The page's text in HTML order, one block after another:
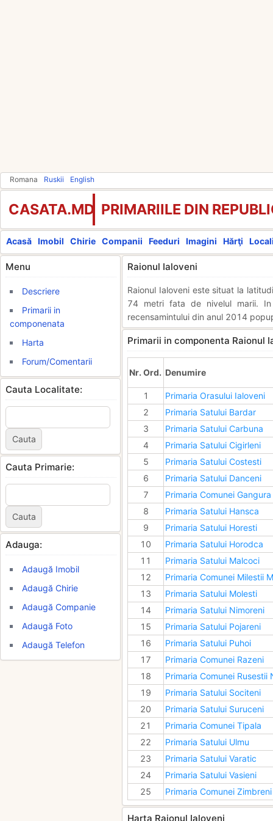
Romana Ruskii English
CASATA.MD PRIMARIILE DIN
Acasă Imobil Chirie Companii Feeduri Imagini Hărţi
Menu
Descriere
Primarii in
componenata
Harta
Forum/Comentarii
Cauta Localitate:
Cauta Primarie:
Adauga:
Adaugă Imobil
Adaugă Chirie
Adaugă Companie
Adaugă Foto
Adaugă Telefon
Raionul Ialoveni
Raionul Ialoveni este situat la
74 metri fata de nivelul marii. In
recensamintului din anul 2014
Primarii in componenta Raionul
Nr. Ord. Denumire
1
Primaria Orasului Ialoveni
2
Primaria Satului Bardar
3
Primaria Satului Carbuna
4
Primaria Satului Cigirleni
5
Primaria Satului Costesti
6
Primaria Satului Danceni
7
Primaria Comunei Gangura
8
Primaria Satului Hansca
9
Primaria Satului Horesti
10
Primaria Satului Horodca
11
Primaria Satului Malcoci
12
Primaria Comunei Milestii
13
Primaria Satului Molesti
14
Primaria Satului Nimoreni
15
Primaria Satului Pojareni
16
Primaria Satului Puhoi
17
Primaria Comunei Razeni
18
Primaria Comunei Rusestii
19
Primaria Satului Sociteni
20
Primaria Satului Suruceni
21
Primaria Comunei Tipala
22
Primaria Satului Ulmu
23
Primaria Satului Varatic
24
Primaria Satului Vasieni
25
Primaria Comunei Zimbreni
Harta Raionul Ialoveni